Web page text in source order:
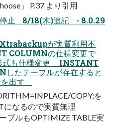
」 P.37 より引用
止 8/18(木)追記 - 8.0.29
が実質利用不
COLUMNの仕様変更で
式も仕様変更 INSTANT
たテーブルが存在すると
出す
COPY;を
になるので実質無理
ブルもOPTIMIZE TABLE実